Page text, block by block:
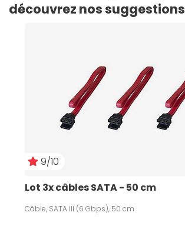
découvrez nos suggestions
9/10
Lot 3x câbles SATA - 50 cm
Câble, SATA III (6 Gbps), 50 cm